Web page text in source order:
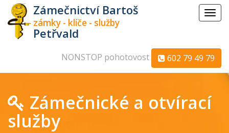
Menu
Zámečnictví Bartoš
zámky - klíče - služby
Petřvald
NONSTOP pohotovost 602 79 49 79
Zámečnické a otvírací
služby